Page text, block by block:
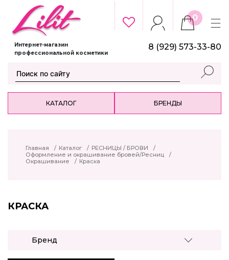
Интернет-магазин
профессиональной косметики
0
8 (929) 573-33-80
КАТАЛОГ БРЕНДЫ
Главная / Каталог / РЕСНИЦЫ / БРОВИ
/
Оформление и окрашивание бровей/Ресниц
/
Окрашивание
/ Краска
КРАСКА
Бренд